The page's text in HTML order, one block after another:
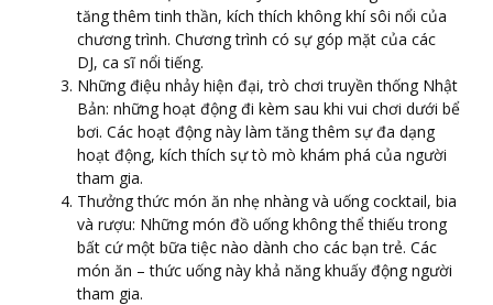
tăng thêm tinh thần, kích thích không khí sôi nổi của
chương trình. Chương trình có sự góp mặt của các
DJ, ca sĩ nổi tiếng.
Những điệu nhảy hiện đại, trò chơi truyền thống Nhật
Bản: những hoạt động đi kèm sau khi vui chơi dưới bể
bơi. Các hoạt động này làm tăng thêm sự đa dạng
hoạt động, kích thích sự tò mò khám phá của người
tham gia.
Thưởng thức món ăn nhẹ nhàng và uống cocktail, bia
và rượu: Những món đồ uống không thể thiếu trong
bất cứ một bữa tiệc nào dành cho các bạn trẻ. Các
món ăn – thức uống này khả năng khuấy động người
tham gia.